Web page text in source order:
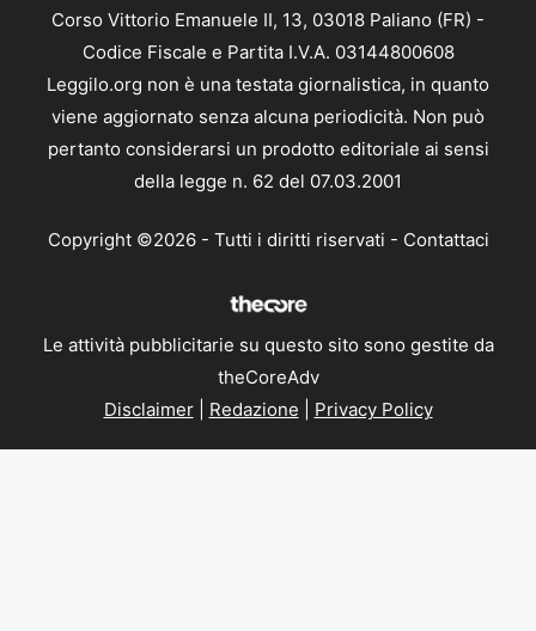
Corso Vittorio Emanuele II, 13, 03018 Paliano (FR) -
Codice Fiscale e Partita I.V.A. 03144800608
Leggilo.org non è una testata giornalistica, in quanto
viene aggiornato senza alcuna periodicità. Non può
pertanto considerarsi un prodotto editoriale ai sensi
della legge n. 62 del 07.03.2001
Copyright ©2026 - Tutti i diritti riservati - Contattaci
Le attività pubblicitarie su questo sito sono gestite da
theCoreAdv
Disclaimer| Redazione Privacy Policy